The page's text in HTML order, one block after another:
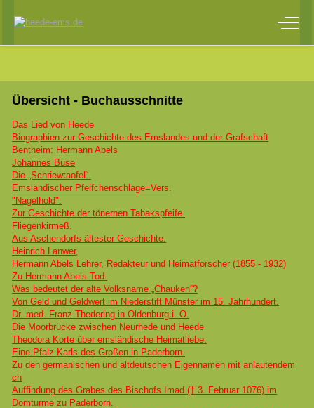
Off-
Übersicht - Buchausschnitte
Das Lied von Heede
Biographien zur Geschichte des Emslandes und der Grafschaft
Bentheim: Hermann Abels
Johannes Buse
Die „Schriewtaofel“.
Emsländischer Pfeifchenschlage=Vers.
"Nagelhold".
Zur Geschichte der tönernen Tabakspfeife.
Fliegenkirmeß.
Aus Aschendorfs ältester Geschichte.
Heinrich Lanwer,
Hermann Abels Lehrer, Redakteur und Heimatforscher (1855 - 1932)
Zu Hermann Abels Tod.
Was bedeutet der alte Volksname „Chauken“?
Von Geld und Geldwert im Niederstift Münster im 15. Jahrhundert.
Dr. med. Franz Thedering in Oldenburg i. O.
Die Moorbrücke zwischen Neurhede und Heede
Theodora Korte über emsländische Heimatliebe.
Eine Pfalz Karls des Großen in Paderborn.
Zu den germanischen und altdeutschen Eigennamen mit anlautendem
ch
Auffindung des Grabes des Bischofs Imad († 3. Februar 1076) im
Domturme zu Paderborn.